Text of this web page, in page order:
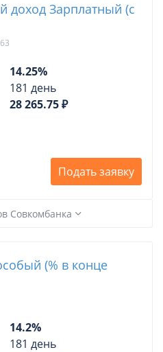
доход Зарплатный (с
14.25%
181 день
28 265.75 ₽
Подать заявку
Совкомбанка
(% в конце
14.2%
181 день